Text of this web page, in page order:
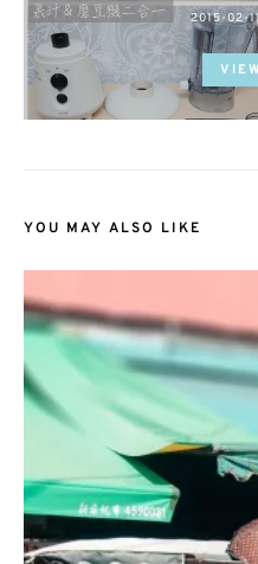
POSTED
ON
2015-02-11
YOU MAY ALSO LIKE